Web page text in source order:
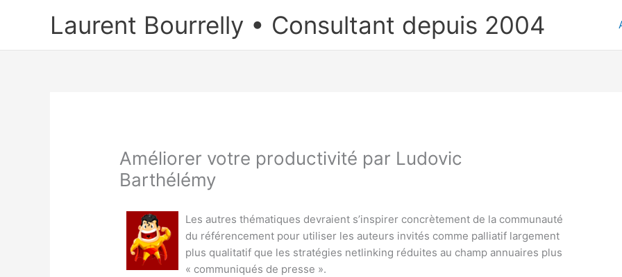
Laurent Bourrelly • Consultant depuis 2004
Améliorer votre productivité par Ludovic
Barthélémy
Les autres thématiques devraient s’inspirer concrètement de la communauté
du référencement pour utiliser les auteurs invités comme palliatif largement
plus qualitatif que les stratégies netlinking réduites au champ annuaires plus
« communiqués de presse ».